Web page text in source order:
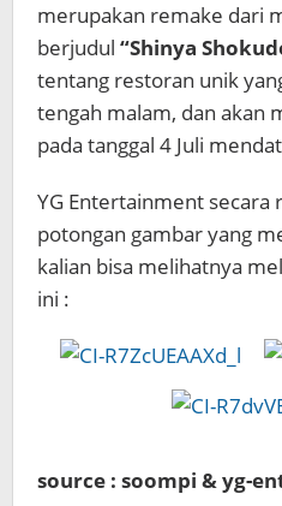
merupakan remake dari
berjudul “Shinya
tentang restoran unik
tengah malam, dan akan
pada tanggal 4 Juli
YG Entertainment
potongan gambar yang
kalian bisa melihatnya
ini :
source : soompi & yg-